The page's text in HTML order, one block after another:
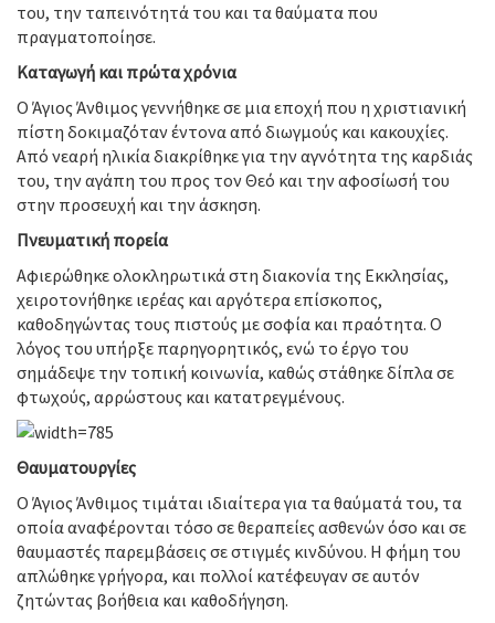
του, την ταπεινότητά του και τα θαύματα που
πραγματοποίησε.
Καταγωγή και πρώτα χρόνια
Ο Άγιος Άνθιμος γεννήθηκε σε μια εποχή που η χριστιανική
πίστη δοκιμαζόταν έντονα από διωγμούς και κακουχίες.
Από νεαρή ηλικία διακρίθηκε για την αγνότητα της καρδιάς
του, την αγάπη του προς τον Θεό και την αφοσίωσή του
στην προσευχή και την άσκηση.
Πνευματική πορεία
Αφιερώθηκε ολοκληρωτικά στη διακονία της Εκκλησίας,
χειροτονήθηκε ιερέας και αργότερα επίσκοπος,
καθοδηγώντας τους πιστούς με σοφία και πραότητα. Ο
λόγος του υπήρξε παρηγορητικός, ενώ το έργο του
σημάδεψε την τοπική κοινωνία, καθώς στάθηκε δίπλα σε
φτωχούς, αρρώστους και κατατρεγμένους.
Θαυματουργίες
Ο Άγιος Άνθιμος τιμάται ιδιαίτερα για τα θαύματά του, τα
οποία αναφέρονται τόσο σε θεραπείες ασθενών όσο και σε
θαυμαστές παρεμβάσεις σε στιγμές κινδύνου. Η φήμη του
απλώθηκε γρήγορα, και πολλοί κατέφευγαν σε αυτόν
ζητώντας βοήθεια και καθοδήγηση.